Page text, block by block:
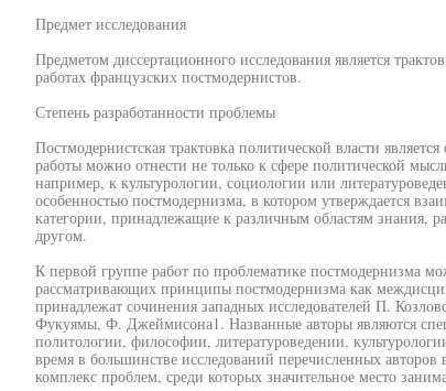
Предмет исследования
Предметом диссертационного исследования является
работах французских постмодернистов.
Степень разработанности проблемы
Постмодернистская трактовка политической власти
работы можно отнести не только к сфере политической
например, к культурологии, социологии или
особенностью постмодернизма, в котором утверждается
категории, принадлежащие к различным областям знания,
другом.
К первой группе работ по проблематике постмодернизма
рассматривающих принципы постмодернизма как
принадлежат сочинения западных исследователей П.
Фукуямы, Ф. Джеймисона1. Названные авторы являются
политологии, философии, литературоведении,
время в большинстве исследований перечисленных авторов
комплекс проблем, среди которых значительное место